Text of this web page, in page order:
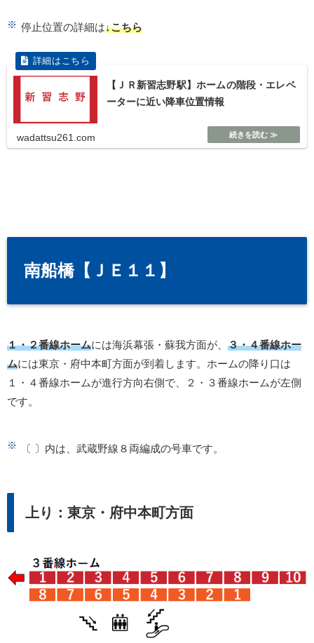
停止位置の詳細は↓こちら
【ＪＲ新習志野駅】ホームの階段・エレベ
ーターに近い降車位置情報
wadattsu261.com
南船橋【ＪＥ１１】
１・２番線ホームには海浜幕張・蘇我方面が、 ３・４番線ホー
ムには東京・府中本町方面が到着します。ホームの降り口は
１・４番線ホームが進行方向右側で、２・３番線ホームが左側
です。
〔 〕内は、武蔵野線８両編成の号車です。
上り：東京・府中本町方面